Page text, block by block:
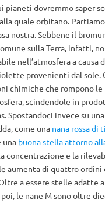
pianeti dovremmo saper
quale orbitano.
nostra. Sebbene il
sulla Terra, infatti,
nell’atmosfera a causa
provenienti dal sole.
chimiche che rompono
scindendole in
Spostandoci invece su
come una nana rossa di
una buona stella attorno
concentrazione e la
aumenta di quattro ordini
a essere stelle adatte
le nane M sono oltre